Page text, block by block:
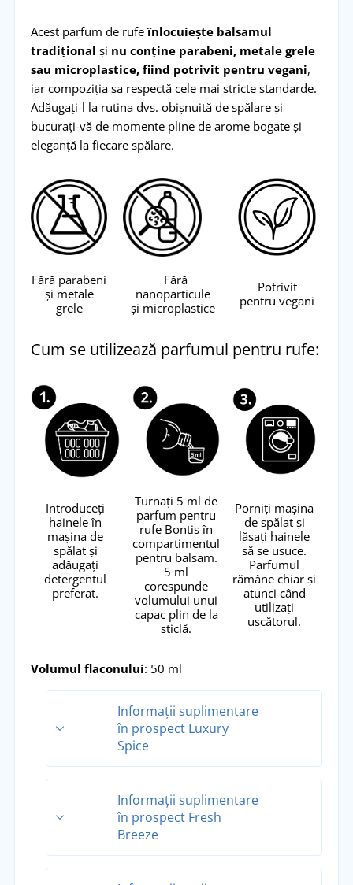
Acest parfum de rufeînlocuiește balsamul
tradițional și nu conține parabeni, metale grele
sau microplastice, fiind potrivit pentru vegani,
iar compoziția sa respectă cele mai stricte standarde.
Adăugați-l la rutina dvs. obișnuită de spălare și
bucurați-vă de momente pline de arome bogate și
eleganță la fiecare spălare.
Fără parabeni
și metale
grele
Fără
nanoparticule
și microplastice
Potrivit
pentru vegani
Cum se utilizează parfumul pentru rufe:
Introduceți
hainele în
mașina de
spălat și
adăugați
detergentul
preferat.
Turnați 5 ml de
parfum pentru
rufe Bontis în
compartimentul
pentru balsam.
5 ml
corespunde
volumului unui
capac plin de la
sticlă.
Porniți mașina
de spălat și
lăsați hainele
să se usuce.
Parfumul
rămâne chiar și
atunci când
utilizați
uscătorul.
Volumul flaconului: 50 ml
Informații suplimentare
în prospect Luxury
Spice
Instrucțiuni de utilizare: Adăugați 5 ml de produs
în compartimentul pentru balsam de rufe.
Produsul este destinat exclusiv pentru mașina de
spălat (compartimentul pentru balsam). În caz de
contact cu orice suprafață, ștergeți imediat cu o
cârpă umedă / clătiți cuapă. Potrivit pentru spălare
Informații suplimentare
în prospect Fresh
Breeze
Instrucțiuni de utilizare: Adăugați 5 ml de produs